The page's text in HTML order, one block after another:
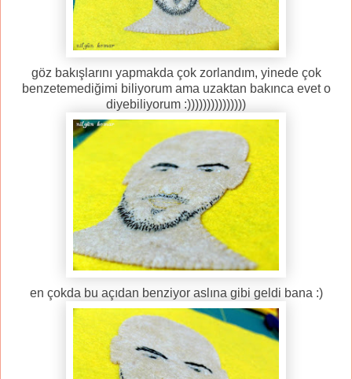
göz bakışlarını yapmakda çok zorlandım, yinede çok
benzetemediğimi biliyorum ama uzaktan bakınca evet o
diyebiliyorum :)))))))))))))))
en çokda bu açıdan benziyor aslına gibi geldi bana :)